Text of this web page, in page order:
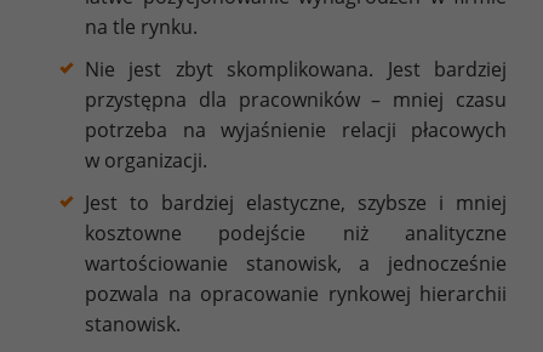
na tle rynku.
Nie jest zbyt skomplikowana. Jest bardziej
przystępna dla pracowników – mniej czasu
potrzeba na wyjaśnienie relacji płacowych
w organizacji.
Jest to bardziej elastyczne, szybsze i mniej
kosztowne podejście niż analityczne
wartościowanie stanowisk, a jednocześnie
pozwala na opracowanie rynkowej hierarchii
stanowisk.